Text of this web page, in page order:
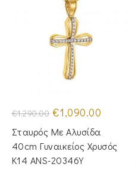
€1,290.00 Original
price
was:
€1,290.00.
€1,090.00
Σταυρός Mε Aλυσίδα
40cm Γυναικείος Χρυσός
Κ14 ANS-20346Y